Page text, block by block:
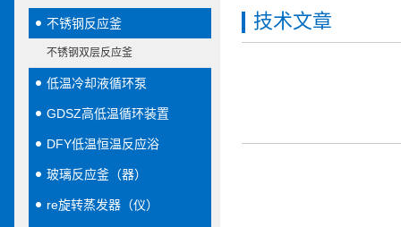
不锈钢反应釜
不锈钢双层反应釜
低温冷却液循环泵
GDSZ高低温循环装置
DFY低温恒温反应浴
玻璃反应釜（器）
re旋转蒸发器（仪）
技术文章